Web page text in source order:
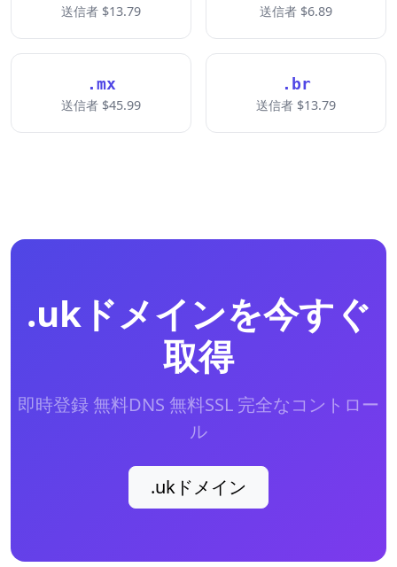
送信者 $13.79 送信者 $6.89
.mx
送信者 $45.99
.br
送信者 $13.79
.ukドメインを今すぐ
取得
即時登録 無料DNS 無料SSL 完全なコントロー
ル
.ukドメイン